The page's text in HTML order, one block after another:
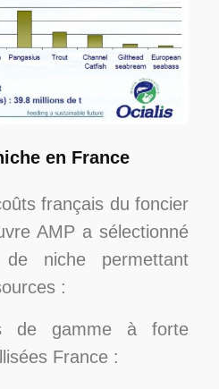
en France
français du foncier
AMP a sélectionné
niche permettant
:
de gamme à forte
France :